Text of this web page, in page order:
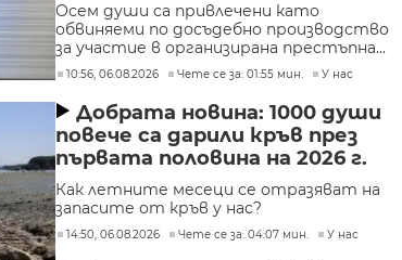
Осем души са привлечени като
обвиняеми по досъдебно производство
за участие в организирана престъпна...
10:56, 06.08.2026 Чете се за: 01:55 мин. У нас
Добрата новина: 1000 души
повече са дарили кръв през
първата половина на 2026 г.
Как летните месеци се отразяват на
запасите от кръв у нас?
14:50, 06.08.2026 Чете се за: 04:07 мин. У нас